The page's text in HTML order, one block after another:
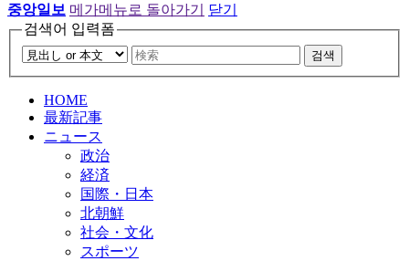
중앙일보 메가메뉴로 돌아가기
닫기
검색어 입력폼
검색
HOME
最新記事
ニュース
政治
経済
国際・日本
北朝鮮
社会・文化
スポーツ